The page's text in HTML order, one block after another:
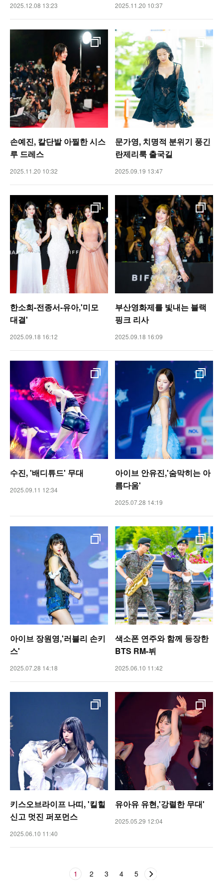
2025.12.08 13:23 2025.11.20 10:37
손예진, 칼단발 아찔한 시스
루 드레스
2025.11.20 10:32
문가영, 치명적 분위기 풍긴
란제리룩 출국길
2025.09.19 13:47
한소희-전종서-유아,'미모
대결'
2025.09.18 16:12
부산영화제를 빛내는 블랙
핑크 리사
2025.09.18 16:09
수진, '배디튜드' 무대
2025.09.11 12:34
아이브 안유진,'숨막히는 아
름다움'
2025.07.28 14:19
아이브 장원영,'러블리 손키
스'
2025.07.28 14:18
색소폰 연주와 함께 등장한
BTS RM-뷔
2025.06.10 11:42
키스오브라이프 나띠, '킬힐
신고 멋진 퍼포먼스
2025.06.10 11:40
유아유 유현,'강렬한 무대'
2025.05.29 12:04
1 2 3 4 5